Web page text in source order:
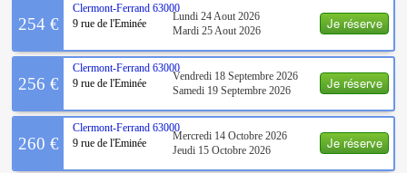
Je réserve
254 €
Clermont-Ferrand 63000
9 rue de l'Eminée
Lundi 24 Aout 2026
Mardi 25 Aout 2026
Je réserve
256 €
Clermont-Ferrand 63000
9 rue de l'Eminée
Vendredi 18 Septembre 2026
Samedi 19 Septembre 2026
Je réserve
260 €
Clermont-Ferrand 63000
9 rue de l'Eminée
Mercredi 14 Octobre 2026
Jeudi 15 Octobre 2026